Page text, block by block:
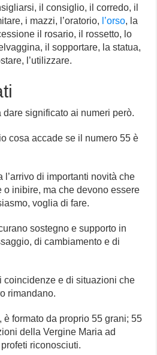
il consiglio, il corredo, il
i mazzi, l’oratorio, l’orso, la
il rosario, il rossetto, lo
il sopportare, la statua,
l’utilizzare.
dare significato ai numeri però.
cosa accade se il numero 55 è
l’arrivo di importanti novità che
o inibire, ma che devono essere
voglia di fare.
sostegno e supporto in
di cambiamento e di
coincidenze e di situazioni che
rimandano.
è formato da proprio 55 grani; 55
della Vergine Maria ad
riconosciuti.